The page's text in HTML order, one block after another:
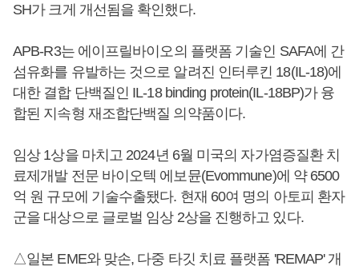
SH가 크게 개선됨을 확인했다.
APB-R3는 에이프릴바이오의 플랫폼 기술인 SAFA에 간
섬유화를 유발하는 것으로 알려진 인터루킨 18(IL-18)에
대한 결합 단백질인 IL-18 binding protein(IL-18BP)가 융
합된 지속형 재조합단백질 의약품이다.
임상 1상을 마치고 2024년 6월 미국의 자가염증질환 치
료제개발 전문 바이오텍 에보뮨(Evommune)에 약 6500
억 원 규모에 기술수출됐다. 현재 60여 명의 아토피 환자
군을 대상으로 글로벌 임상 2상을 진행하고 있다.
△일본 EME와 맞손, 다중 타깃 치료 플랫폼 'REMAP' 개